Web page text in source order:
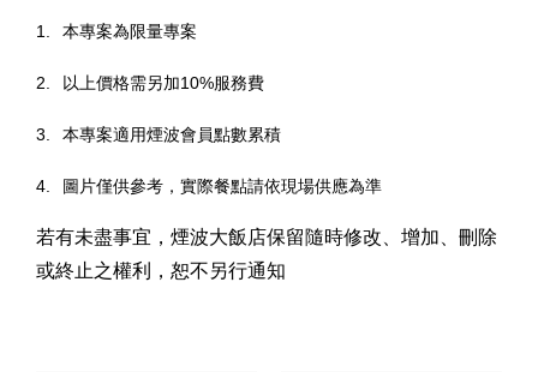
1. 本專案為限量專案
2. 以上價格需另加10%服務費
3. 本專案適用煙波會員點數累積
4. 圖片僅供參考，實際餐點請依現場供應為準
若有未盡事宜，煙波大飯店保留隨時修改、增加、刪除
或終止之權利，恕不另行通知